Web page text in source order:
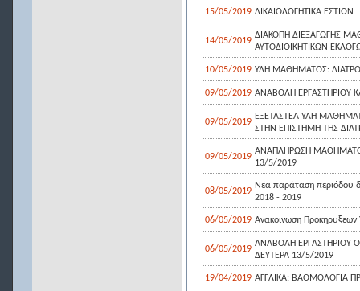
15/05/2019 ΔΙΚΑΙΟΛΟΓΗΤΙΚΑ ΕΣΤΙΩΝ
14/05/2019
ΔΙΑΚΟΠΗ ΔΙΕΞΑΓΩΓΗΣ
ΑΥΤΟΔΙΟΙΚΗΤΙΚΩΝ
10/05/2019 ΎΛΗ ΜΑΘΗΜΑΤΟΣ:
09/05/2019 ΑΝΑΒΟΛΗ ΕΡΓΑΣΤΗΡΙΟΥ
09/05/2019
ΕΞΕΤΑΣΤΕΑ ΥΛΗ
ΣΤΗΝ ΕΠΙΣΤΗΜΗ ΤΗΣ
09/05/2019
ΑΝΑΠΛΗΡΩΣΗ
13/5/2019
08/05/2019
Νέα παράταση περιόδου
2018 - 2019
06/05/2019 Ανακοινωση
06/05/2019
ΑΝΑΒΟΛΗ ΕΡΓΑΣΤΗΡΙΟΥ
ΔΕΥΤΕΡΑ 13/5/2019
19/04/2019 ΑΓΓΛΙΚΑ: ΒΑΘΜΟΛΟΓΙΑ